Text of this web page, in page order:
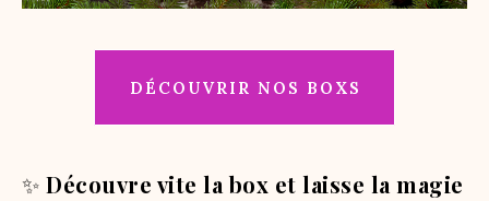
DÉCOUVRIR NOS BOXS
✨ Découvre vite la box et laisse la magie